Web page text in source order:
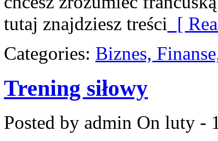
tutaj znajdziesz treści [
Categories: Biznes,
Trening siłowy
Posted by admin On luty -